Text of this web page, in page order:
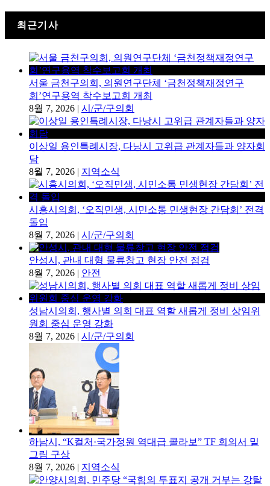
최근기사
서울 금천구의회, 의원연구단체 ‘금천정책재정연구
회’연구용역 착수보고회 개최
8월 7, 2026 | 시/군/구의회
이상일 용인특례시장, 다낭시 고위급 관계자들과 양자회
담
8월 7, 2026 | 지역소식
시흥시의회, ‘오직민생, 시민소통 민생현장 간담회’ 전격
돌입
8월 7, 2026 | 시/군/구의회
안성시, 관내 대형 물류창고 현장 안전 점검
8월 7, 2026 | 안전
성남시의회, 행사별 의회 대표 역할 새롭게 정비 상임위
원회 중심 운영 강화
8월 7, 2026 | 시/군/구의회
하남시, “K컬처·국가정원 역대급 콜라보” TF 회의서 밑
그림 구상
8월 7, 2026 | 지역소식